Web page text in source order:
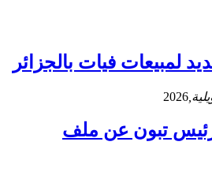
لمبيعات فيات بالجزائر
2026
تبون عن ملف